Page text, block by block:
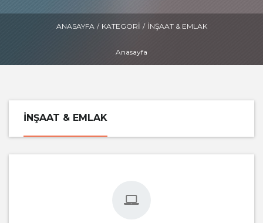
ANASAYFA / KATEGORI / İNŞAAT & EMLAK
Anasayfa
İNŞAAT & EMLAK